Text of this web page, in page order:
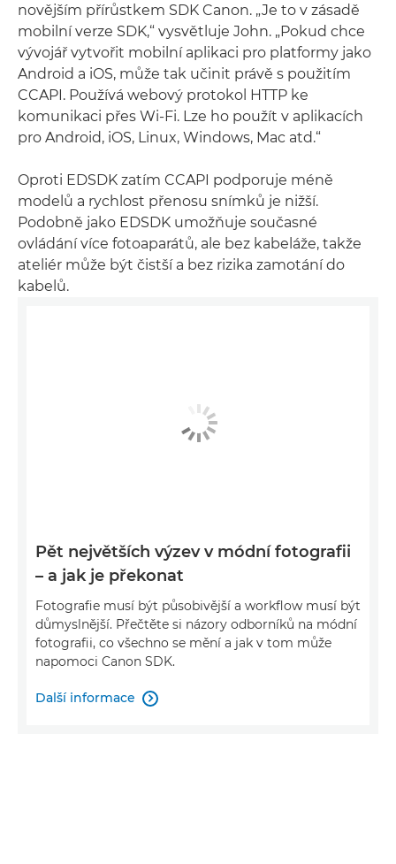
novějším přírůstkem SDK Canon. „Je to v zásadě
mobilní verze SDK,“ vysvětluje John. „Pokud chce
vývojář vytvořit mobilní aplikaci pro platformy jako
Android a iOS, může tak učinit právě s použitím
CCAPI. Používá webový protokol HTTP ke
komunikaci přes Wi-Fi. Lze ho použít v aplikacích
pro Android, iOS, Linux, Windows, Mac atd.“
Oproti EDSDK zatím CCAPI podporuje méně
modelů a rychlost přenosu snímků je nižší.
Podobně jako EDSDK umožňuje současné
ovládání více fotoaparátů, ale bez kabeláže, takže
ateliér může být čistší a bez rizika zamotání do
kabelů.
Pět největších výzev v módní fotografii
– a jak je překonat
Fotografie musí být působivější a workflow musí být
důmyslnější. Přečtěte si názory odborníků na módní
fotografii, co všechno se mění a jak v tom může
napomoci Canon SDK.
Další informace 